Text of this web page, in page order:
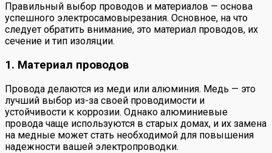
Правильный выбор проводов и материалов — основа
успешного электросамовырезания. Основное, на что
следует обратить внимание, это материал проводов, их
сечение и тип изоляции.
1. Материал проводов
Провода делаются из меди или алюминия. Медь — это
лучший выбор из-за своей проводимости и
устойчивости к коррозии. Однако алюминиевые
провода чаще используются в старых домах, и их замена
на медные может стать необходимой для повышения
надежности вашей электропроводки.